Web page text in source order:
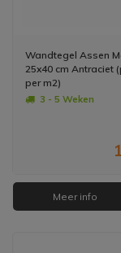
Wandtegel Assen
25x40 cm Antraciet
per m2)
3 - 5 Weken
Meer info